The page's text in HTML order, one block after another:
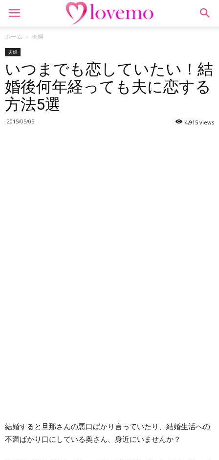
ホーム 夫婦
夫婦
いつまでも恋していたい！結
婚後何年経っても夫に恋する
方法5選
2015/05/05 4,915 views
結婚すると旦那さんの悪口ばかり言っていたり、結婚生活への
不満ばかり口にしている奥さん、身近にいませんか？